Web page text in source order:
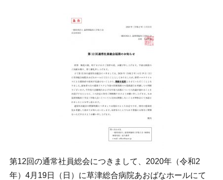
第12回の通常社員総会につきまして、2020年（令和2
年）4月19日（日）に草津総合病院あおばなホールにて